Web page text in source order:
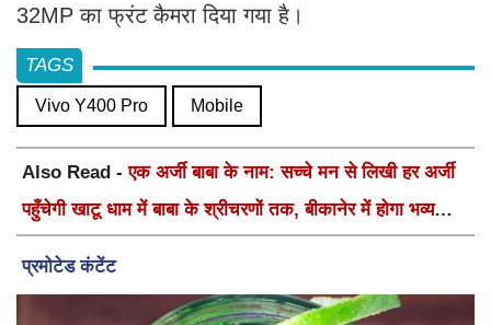
32MP का फ्रंट कैमरा दिया गया है।
TAGS
Vivo Y400 Pro Mobile
Also Read -एक अर्जी बाबा के नाम: सच्चे मन से लिखी हर अर्जी
पहुँचेगी खाटू धाम में बाबा के श्रीचरणों तक, बीकानेर में होगा भव्य